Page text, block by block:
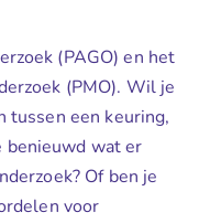
(PAGO) en het
(PMO). Wil je
tussen een keuring,
benieuwd wat er
Of ben je
voor